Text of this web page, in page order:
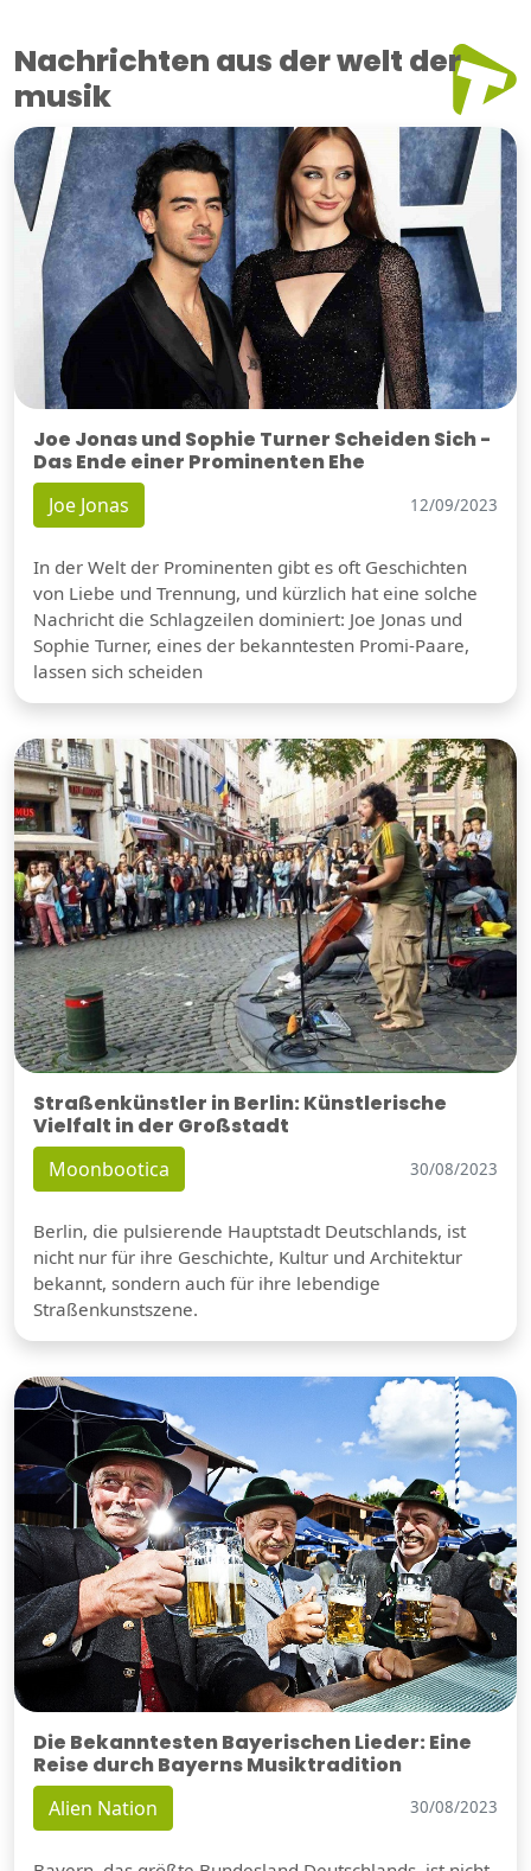
Nachrichten aus der welt der
musik
Joe Jonas und Sophie Turner Scheiden Sich -
Das Ende einer Prominenten Ehe
Joe Jonas 12/09/2023
In der Welt der Prominenten gibt es oft Geschichten
von Liebe und Trennung, und kürzlich hat eine solche
Nachricht die Schlagzeilen dominiert: Joe Jonas und
Sophie Turner, eines der bekanntesten Promi-Paare,
lassen sich scheiden
Straßenkünstler in Berlin: Künstlerische
Vielfalt in der Großstadt
Moonbootica 30/08/2023
Berlin, die pulsierende Hauptstadt Deutschlands, ist
nicht nur für ihre Geschichte, Kultur und Architektur
bekannt, sondern auch für ihre lebendige
Straßenkunstszene.
Die Bekanntesten Bayerischen Lieder: Eine
Reise durch Bayerns Musiktradition
Alien Nation 30/08/2023